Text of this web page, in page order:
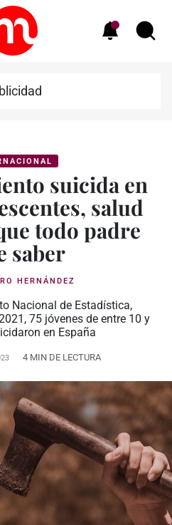
suicida en
salud
todo padre
saber
HERNÁNDEZ
Nacional de Estadística,
75 jóvenes de entre 10 y
en España
4 MIN DE LECTURA